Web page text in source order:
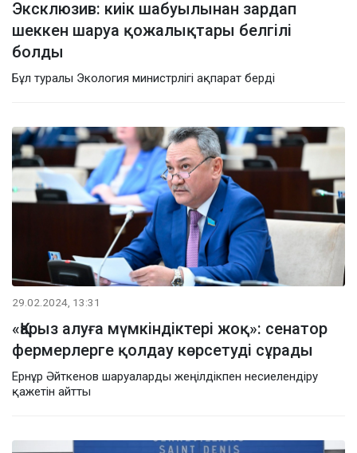
Эксклюзив: киік шабуылынан зардап
шеккен шаруа қожалықтары белгілі
болды
Бұл туралы Экология министрлігі ақпарат берді
29.02.2024, 13:31
«Қарыз алуға мүмкіндіктері жоқ»: сенатор
фермерлерге қолдау көрсетуді сұрады
Ернұр Әйткенов шаруаларды жеңілдікпен несиелендіру
қажетін айтты